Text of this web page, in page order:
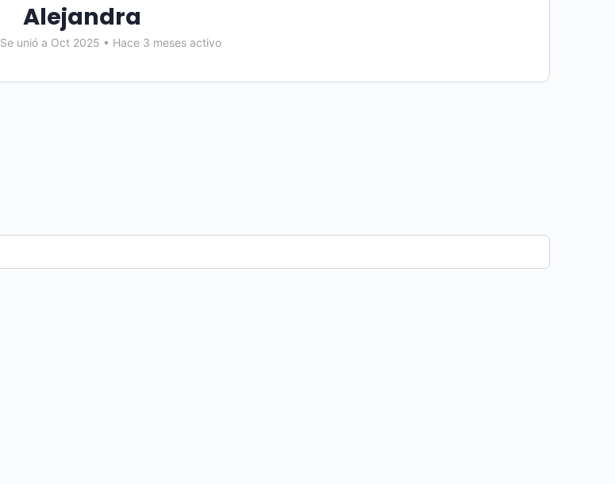
Alejandra
Se unió a Oct 2025 • Hace 3 meses activo